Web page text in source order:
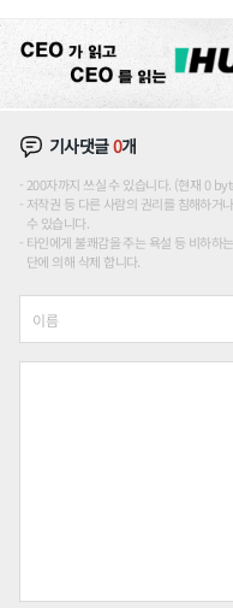
기사댓글0개
200자까지 쓰실 수 있습니다. (현재 0
저작권 등 다른 사람의 권리를 침해하거
수 있습니다.
타인에게 불쾌감을 주는 욕설 등 비하하
단에 의해 삭제 합니다.